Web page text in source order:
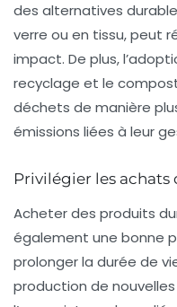
des alternatives
verre ou en tissu, peut
impact. De plus,
recyclage et le
déchets de manière
émissions liées à leur
Privilégier les achats
Acheter des produits
également une bonne
prolonger la durée de
production de